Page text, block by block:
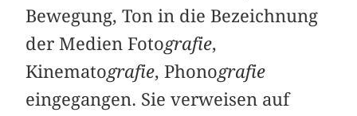
Bewegung, Ton in die Bezeichnung
der Medien Fotografie,
Kinematografie, Phonografie
eingegangen. Sie verweisen auf